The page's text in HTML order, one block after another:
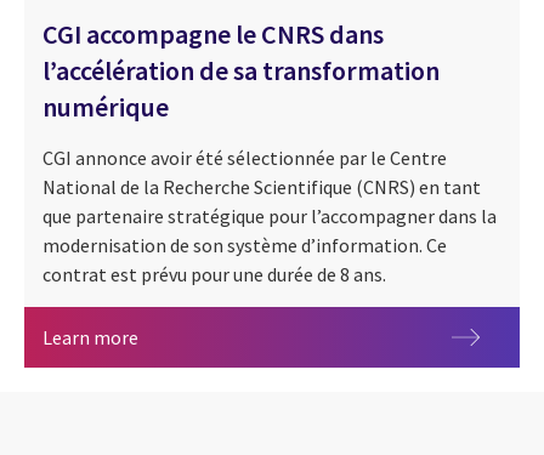
CGI accompagne le CNRS dans
l’accélération de sa transformation
numérique
CGI annonce avoir été sélectionnée par le Centre
National de la Recherche Scientifique (CNRS) en tant
que partenaire stratégique pour l’accompagner dans la
modernisation de son système d’information. Ce
contrat est prévu pour une durée de 8 ans.
Learn more CGI accompagne le CNRS dans l’accélération